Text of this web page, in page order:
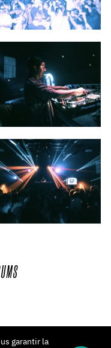
garantir la